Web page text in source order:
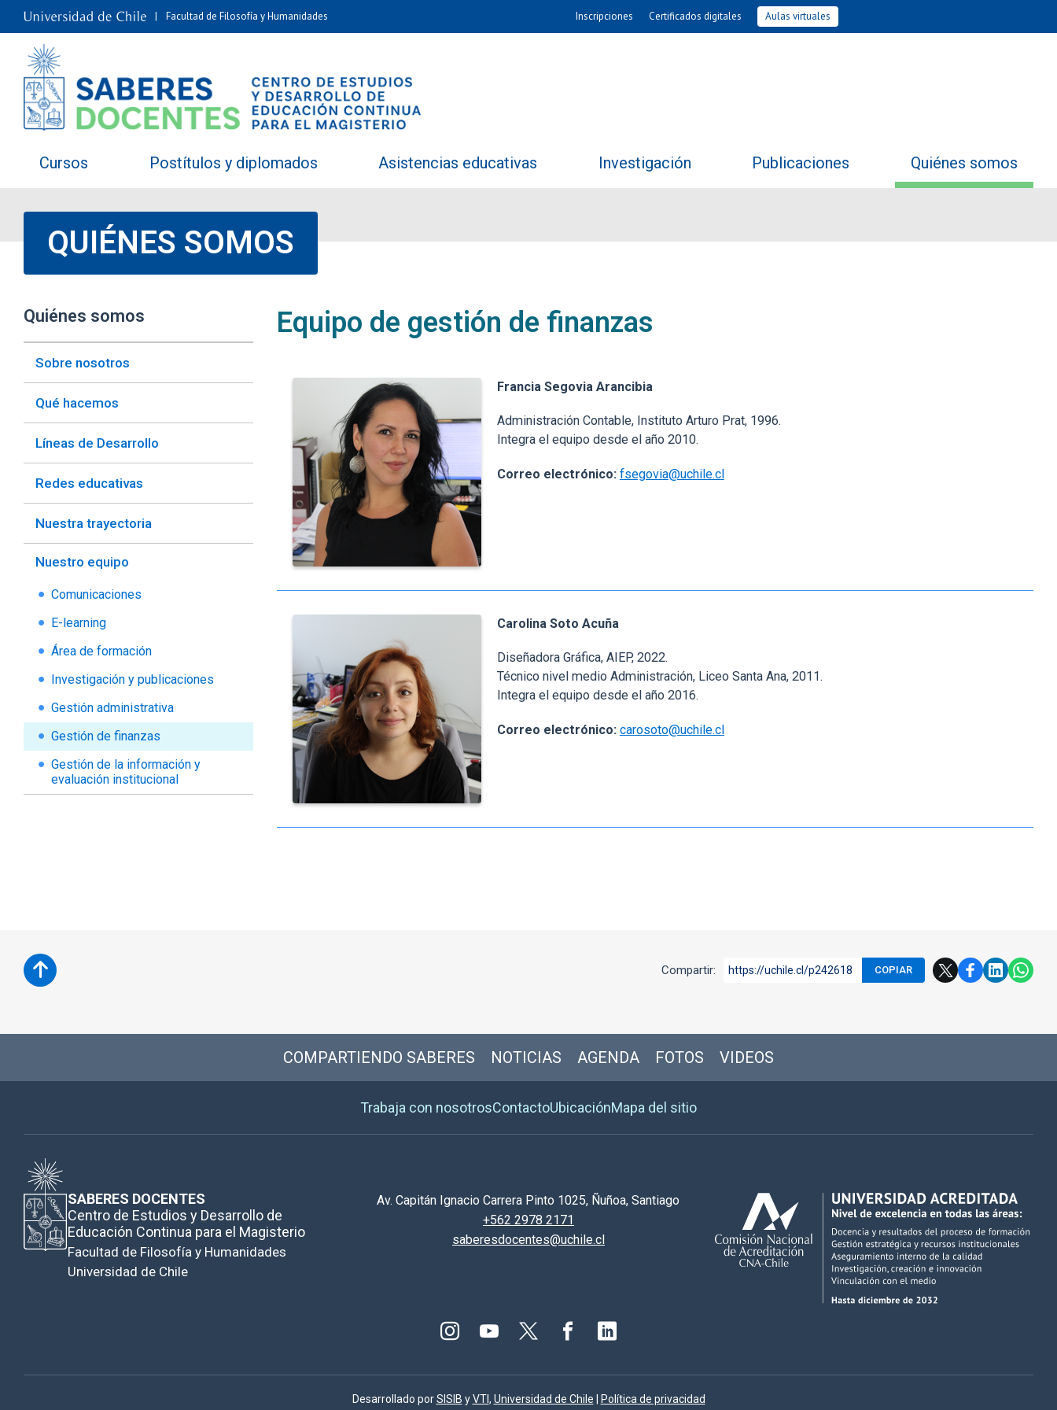
Facultad de Filosofía y Humanidades Inscripciones Certificados digitales Aulas virtuales
Cursos Postítulos y diplomados Asistencias educativas Investigación Publicaciones Quiénes somos
QUIÉNES SOMOS
Equipo de gestión de finanzas
Francia Segovia Arancibia
Administración Contable, Instituto Arturo Prat, 1996.
Integra el equipo desde el año 2010.
Correo electrónico: fsegovia@uchile.cl
Carolina Soto Acuña
Diseñadora Gráfica, AIEP, 2022.
Técnico nivel medio Administración, Liceo Santa Ana, 2011.
Integra el equipo desde el año 2016.
Correo electrónico: carosoto@uchile.cl
Quiénes somos
Sobre nosotros
Qué hacemos
Líneas de Desarrollo
Redes educativas
Nuestra trayectoria
Nuestro equipo
Comunicaciones
E-learning
Área de formación
Investigación y publicaciones
Gestión administrativa
Gestión de finanzas
Gestión de la información y
evaluación institucional
Compartir: https://uchile.cl/p242618 COPIAR
COMPARTIENDO SABERES NOTICIAS AGENDA FOTOS VIDEOS
Trabaja con nosotrosContactoUbicaciónMapa del sitio
SABERES DOCENTES
Centro de Estudios y Desarrollo de
Educación Continua para el Magisterio
Facultad de Filosofía y Humanidades
Universidad de Chile
Av. Capitán Ignacio Carrera Pinto 1025, Ñuñoa, Santiago
+562 2978 2171
saberesdocentes@uchile.cl
Desarrollado porSISIB yVTI, Universidad de Chile Política de privacidad